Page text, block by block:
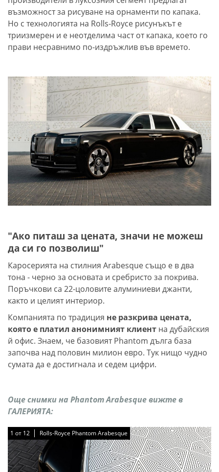
възможност за рисуване на орнаменти по капака.
Но с технологията на Rolls-Royce рисунъкът е
триизмерен и е неотделима част от капака, което го
прави несравнимо по-издръжлив във времето.
"Ако питаш за цената, значи не можеш
да си го позволиш"
Каросерията на стилния Arabesque също е в два
тона - черно за основата и сребристо за покрива.
Поръчкови са 22-цоловите алуминиеви джанти,
както и целият интериор.
Компанията по традиция не разкрива цената,
която е платил анонимният клиент на дубайския
й офис. Знаем, че базовият Phantom дълга база
започва над половин милион евро. Тук нищо чудно
сумата да е достигнала и седем цифри.
Още снимки на Phantom Arabesque вижте в
ГАЛЕРИЯТА:
1 от 12 Rolls-Royce Phantom Arabesque
1 от 12 Rolls-Royce Phantom Arabesque
1 от 12 Rolls-Royce Phantom Arabesque
1 от 12 Rolls-Royce Phantom Arabesque
1 от 12 Rolls-Royce Phantom Arabesque
1 от 12 Rolls-Royce Phantom Arabesque
1 от 12 Rolls-Royce Phantom Arabesque
1 от 12 Rolls-Royce Phantom Arabesque
1 от 12 Rolls-Royce Phantom Arabesque
1 от 12 Rolls-Royce Phantom Arabesque
1 от 12 Rolls-Royce Phantom Arabesque
1 от 12 Rolls-Royce Phantom Arabesque